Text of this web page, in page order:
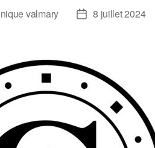
valmary 8 juillet 2024